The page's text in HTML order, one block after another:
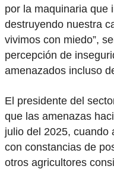
por la maquinaria que
destruyendo nuestra
vivimos con miedo”,
percepción de
amenazados incluso
El presidente del
que las amenazas
julio del 2025, cuando
con constancias de
otros agricultores